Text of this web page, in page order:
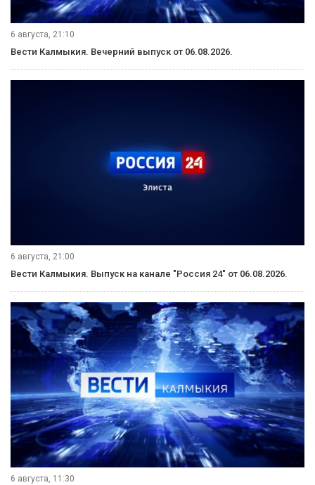
6 августа, 21:10
Вести Калмыкия. Вечерний выпуск от 06.08.2026.
6 августа, 21:00
Вести Калмыкия. Выпуск на канале "Россия 24" от 06.08.2026.
6 августа, 11:30